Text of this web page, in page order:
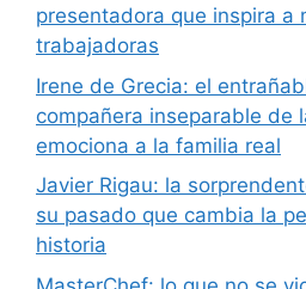
presentadora que inspira a
trabajadoras
Irene de Grecia: el
compañera inseparable de
emociona a la familia real
Javier Rigau: la
su pasado que cambia la
historia